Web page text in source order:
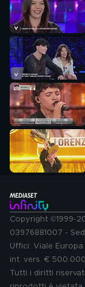
Copyright ©1999-
03976881007 -
Uffici: Viale
int. vers. €
Tutti i diritti